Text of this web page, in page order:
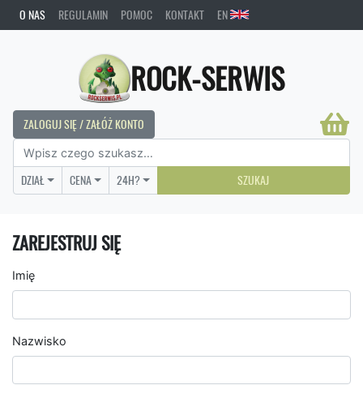
O NAS REGULAMIN POMOC KONTAKT EN
ROCK-SERWIS
ZALOGUJ SIĘ / ZAŁÓŻ KONTO
DZIAŁ CENA 24H? SZUKAJ
ZAREJESTRUJ SIĘ
Imię
Nazwisko